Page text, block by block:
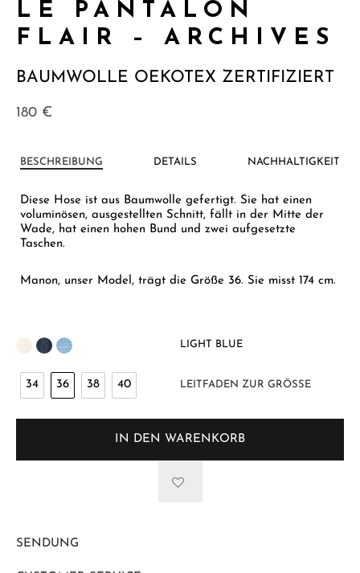
LE PANTALON
FLAIR – ARCHIVES
BAUMWOLLE OEKOTEX ZERTIFIZIERT
180 €
BESCHREIBUNG DETAILS NACHHALTIGKEIT
Diese Hose ist aus Baumwolle gefertigt. Sie hat einen
voluminösen, ausgestellten Schnitt, fällt in der Mitte der
Wade, hat einen hohen Bund und zwei aufgesetzte
Taschen.
Manon, unser Model, trägt die Größe 36. Sie misst 174 cm.
LIGHT BLUE
34 36 38 40 LEITFADEN ZUR GRÖSSE
IN DEN WARENKORB
SENDUNG